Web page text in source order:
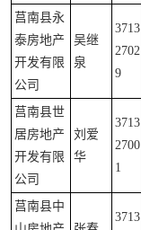
莒南县永
泰房地产
开发有限
公司
吴继
泉
3713
2702
9
莒南县世
居房地产
开发有限
公司
刘爱
华
3713
2700
1
莒南县中
3713